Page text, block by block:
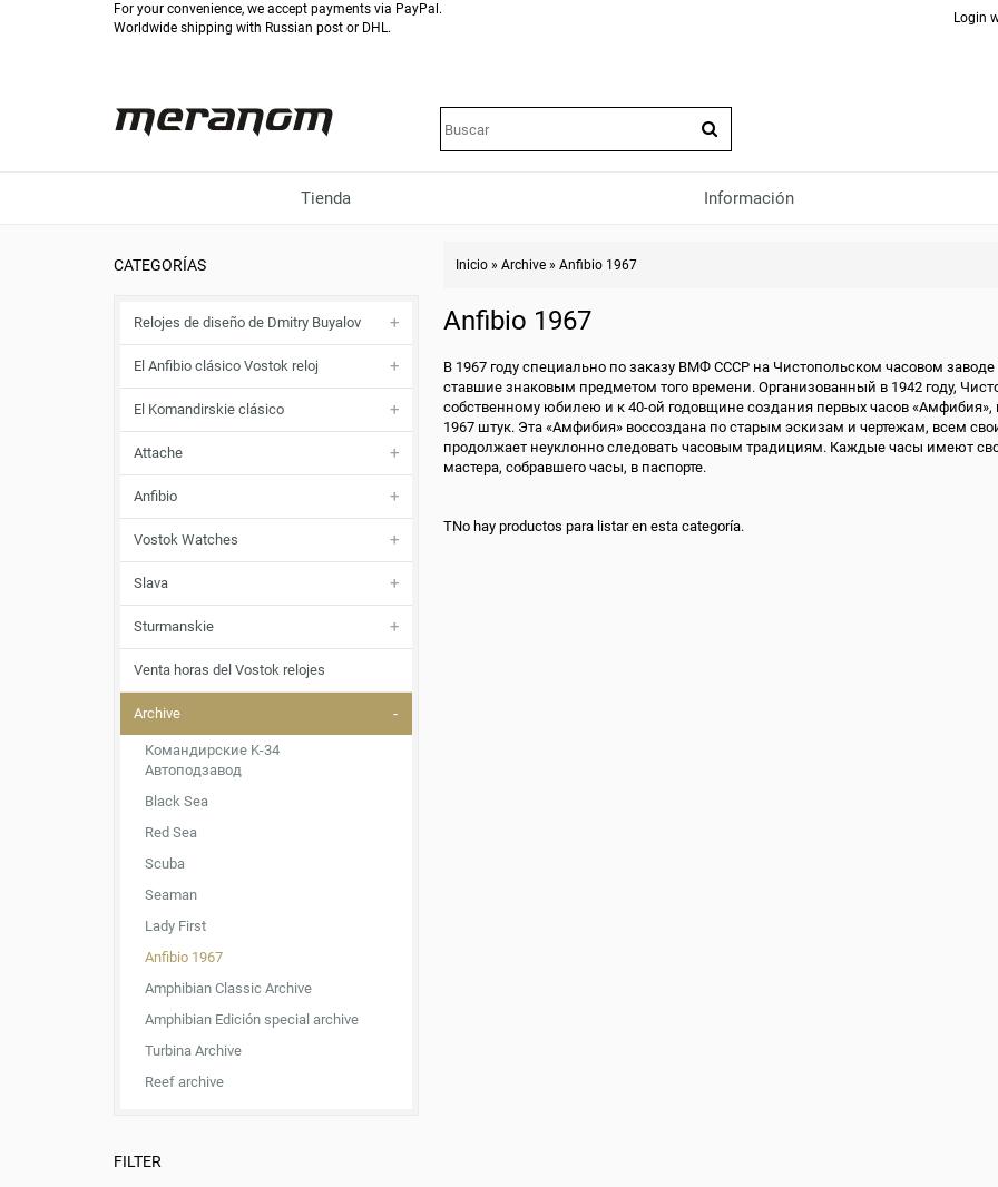
For your convenience, we accept payments via PayPal.
Worldwide shipping with Russian post or DHL.
Login
Tienda Información
CATEGORÍAS
Relojes de diseño de Dmitry Buyalov
El Anfibio clásico Vostok reloj
El Komandirskie clásico
Attache
Anfibio
Vostok Watches
Slava
Sturmanskie
Venta horas del Vostok relojes
Archive
Командирские K-34
Автоподзавод
Black Sea
Red Sea
Scuba
Seaman
Lady First
Anfibio 1967
Amphibian Classic Archive
Amphibian Edición special archive
Turbina Archive
Reef archive
FILTER
Inicio »Archive »Anfibio 1967
Anfibio 1967
В 1967 году специально по заказу ВМФ СССР на Чистопольском часовом
ставшие знаковым предметом того времени. Организованный в 1942 году,
собственному юбилею и к 40-ой годовщине создания первых часов
1967 штук. Эта «Амфибия» воссоздана по старым эскизам и чертежам, всем
продолжает неуклонно следовать часовым традициям. Каждые часы имеют
мастера, собравшего часы, в паспорте.
TNo hay productos para listar en esta categoría.